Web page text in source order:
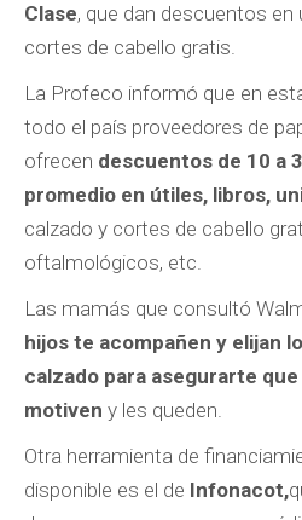
Clase, que dan descuentos
cortes de cabello gratis.
La Profeco informó que en
todo el país proveedores de
ofrecen descuentos de 10 a
promedio en útiles, libros,
calzado y cortes de cabello
oftalmológicos, etc.
Las mamás que consultó
hijos te acompañen y elijan
calzado para asegurarte
motiven y les queden.
Otra herramienta de
disponible es el de Infonacot,